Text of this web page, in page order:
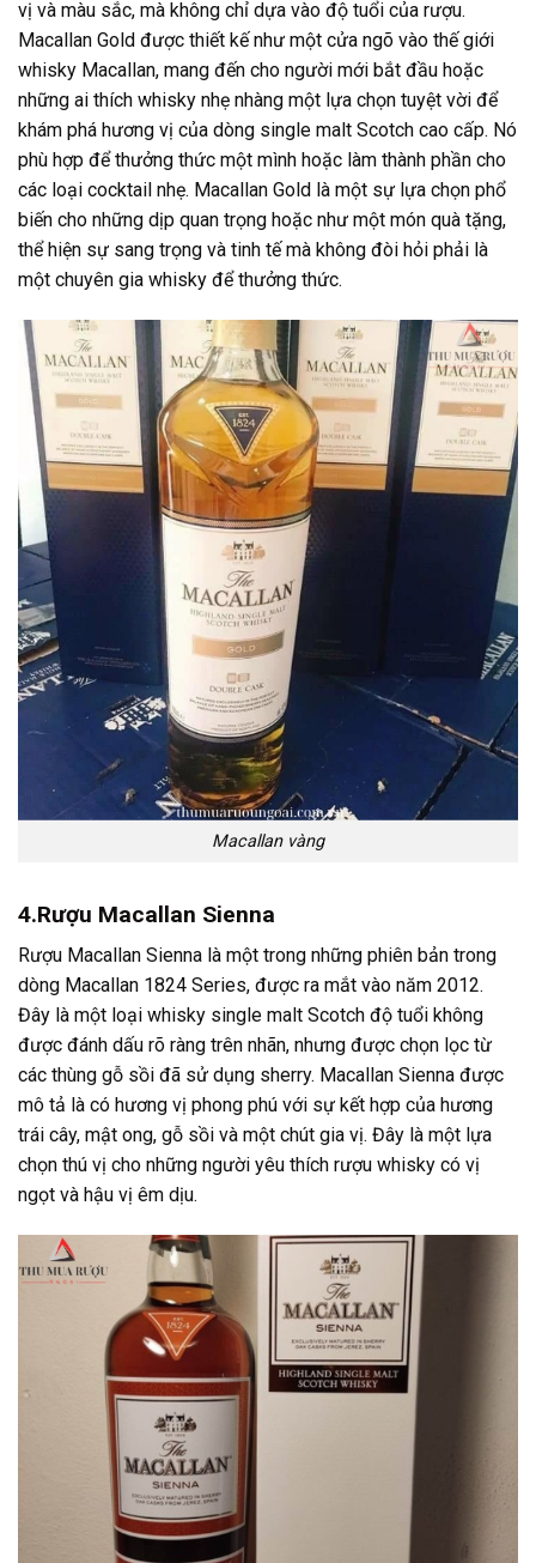
vị và màu sắc, mà không chỉ dựa vào độ tuổi của rượu.
Macallan Gold được thiết kế như một cửa ngõ vào thế giới
whisky Macallan, mang đến cho người mới bắt đầu hoặc
những ai thích whisky nhẹ nhàng một lựa chọn tuyệt vời để
khám phá hương vị của dòng single malt Scotch cao cấp. Nó
phù hợp để thưởng thức một mình hoặc làm thành phần cho
các loại cocktail nhẹ. Macallan Gold là một sự lựa chọn phổ
biến cho những dịp quan trọng hoặc như một món quà tặng,
thể hiện sự sang trọng và tinh tế mà không đòi hỏi phải là
một chuyên gia whisky để thưởng thức.
Macallan vàng
4.Rượu Macallan Sienna
Rượu Macallan Sienna là một trong những phiên bản trong
dòng Macallan 1824 Series, được ra mắt vào năm 2012.
Đây là một loại whisky single malt Scotch độ tuổi không
được đánh dấu rõ ràng trên nhãn, nhưng được chọn lọc từ
các thùng gỗ sồi đã sử dụng sherry. Macallan Sienna được
mô tả là có hương vị phong phú với sự kết hợp của hương
trái cây, mật ong, gỗ sồi và một chút gia vị. Đây là một lựa
chọn thú vị cho những người yêu thích rượu whisky có vị
ngọt và hậu vị êm dịu.